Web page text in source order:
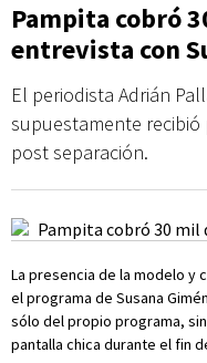
Pampita cobró
entrevista con
El periodista Adrián
supuestamente recibió
post separación.
La presencia de la modelo y
el programa de Susana
sólo del propio programa,
pantalla chica durante el fin